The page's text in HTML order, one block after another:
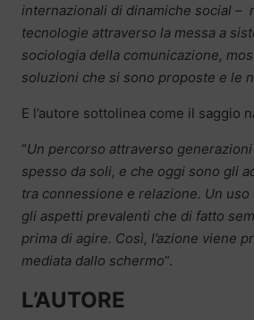
internazionali di dinamiche social –
tecnologie attraverso la messa a
sociologia della comunicazione,
soluzioni che si sono proposte e le
E l’autore sottolinea come il saggio
“Un percorso attraverso
spesso da soli, e che oggi sono gli
tra connessione e relazione. Un
gli aspetti prevalenti che di fatto
prima di agire. Così, l’azione viene
mediata dallo schermo”.
L’AUTORE